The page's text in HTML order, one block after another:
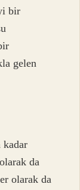
bir
gelen
kadar
da
olarak da